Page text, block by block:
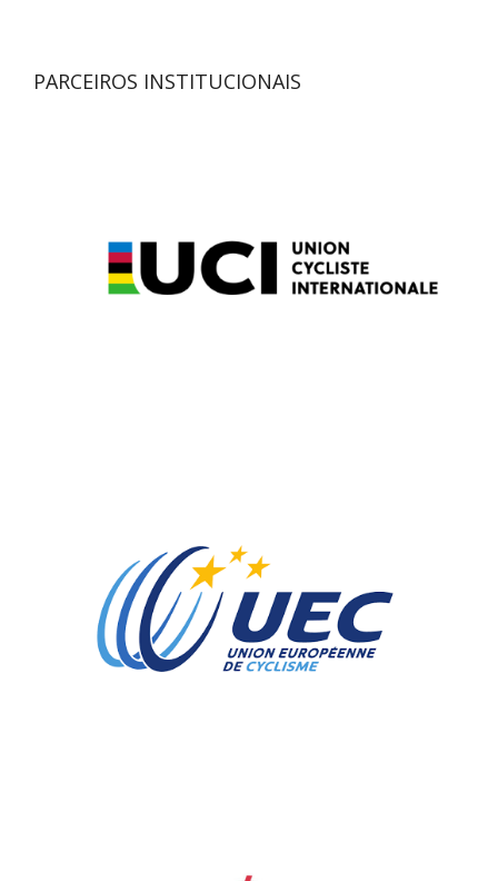
PARCEIROS INSTITUCIONAIS